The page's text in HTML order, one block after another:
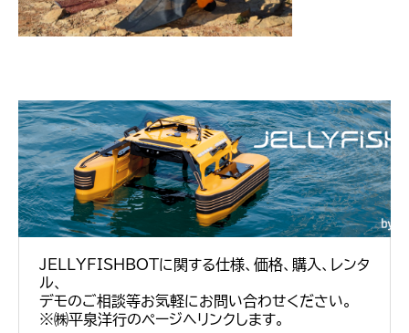
JELLYFISHBOTに関する仕様、価格、購入、レンタ
ル、
デモのご相談等お気軽にお問い合わせください。
※㈱平泉洋行のページへリンクします。